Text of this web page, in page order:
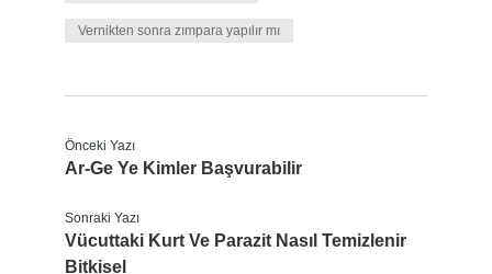
Vernikten sonra zımpara yapılır mı
Önceki Yazı
Ar-Ge Ye Kimler Başvurabilir
Sonraki Yazı
Vücuttaki Kurt Ve Parazit Nasıl Temizlenir
Bitkisel